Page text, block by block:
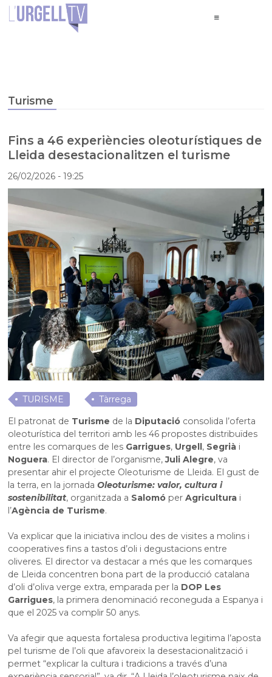
Turisme
Fins a 46 experiències oleoturístiques de
Lleida desestacionalitzen el turisme
26/02/2026- 19:25
TURISME
Tàrrega
El patronat de Turisme de la Diputació consolida l’oferta
oleoturística del territori amb les 46 propostes distribuïdes
entre les comarques de les Garrigues, Urgell, Segrià i
Noguera. El director de l’organisme,Juli Alegre, va
presentar ahir el projecte Oleoturisme de Lleida. El gust de
la terra, en la jornadaOleoturisme: valor, cultura i
sostenibilitat, organitzada a Salomó perAgricultura i
l’Agència de Turisme.
Va explicar que la iniciativa inclou des de visites a molins i
cooperatives fins a tastos d’oli i degustacions entre
oliveres. El director va destacar a més que les comarques
de Lleida concentren bona part de la producció catalana
d’oli d’oliva verge extra, emparada per la DOP Les
Garrigues, la primera denominació reconeguda a Espanya i
que el 2025 va complir 50 anys.
Va afegir que aquesta fortalesa productiva legitima l’aposta
pel turisme de l’oli que afavoreix la desestacionalització i
permet “explicar la cultura i tradicions a través d’una